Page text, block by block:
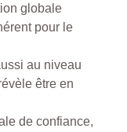
globale
pour le
au niveau
être en
de confiance,